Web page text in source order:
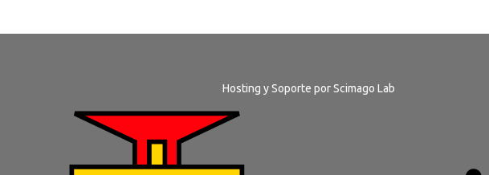
Hosting y Soporte porScimago Lab